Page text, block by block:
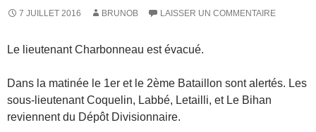
7 JUILLET 2016 BRUNOB LAISSER UN COMMENTAIRE
Le lieutenant Charbonneau est évacué.
Dans la matinée le 1er et le 2ème Bataillon sont alertés. Les
sous-lieutenant Coquelin, Labbé, Letailli, et Le Bihan
reviennent du Dépôt Divisionnaire.